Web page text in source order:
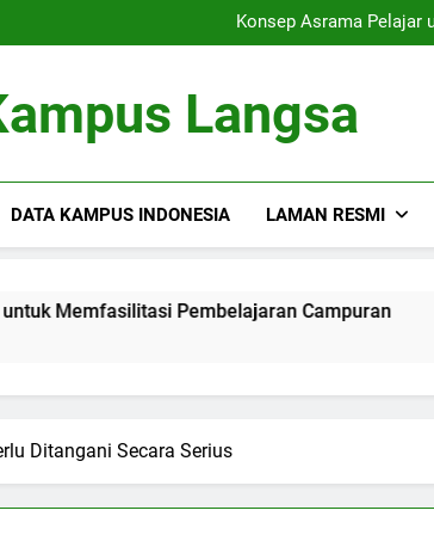
Konsep Asrama Pelajar
Membangun
Konsep Asrama Pelajar
Membangun
Langsa
DATA KAMPUS INDONESIA LAMAN RESMI
Pembelajaran Campuran
Ditangani Secara Serius